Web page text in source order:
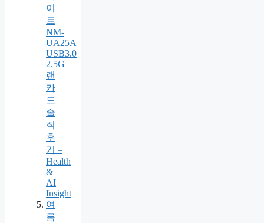
이
트
NM-
UA25A
USB3.0
2.5G
랜
카
드
솔
직
후
기 –
Health
&
AI
Insight
여
름